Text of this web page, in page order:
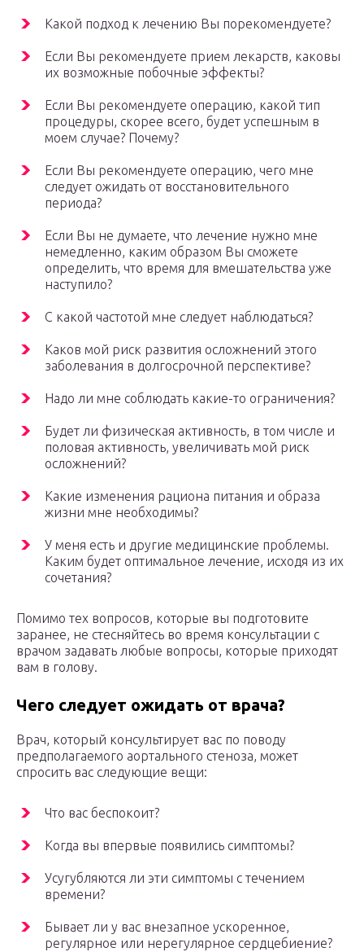
Какой подход к лечению Вы порекомендуете?
Если Вы рекомендуете прием лекарств, каковы
их возможные побочные эффекты?
Если Вы рекомендуете операцию, какой тип
процедуры, скорее всего, будет успешным в
моем случае? Почему?
Если Вы рекомендуете операцию, чего мне
следует ожидать от восстановительного
периода?
Если Вы не думаете, что лечение нужно мне
немедленно, каким образом Вы сможете
определить, что время для вмешательства уже
наступило?
С какой частотой мне следует наблюдаться?
Каков мой риск развития осложнений этого
заболевания в долгосрочной перспективе?
Надо ли мне соблюдать какие-то ограничения?
Будет ли физическая активность, в том числе и
половая активность, увеличивать мой риск
осложнений?
Какие изменения рациона питания и образа
жизни мне необходимы?
У меня есть и другие медицинские проблемы.
Каким будет оптимальное лечение, исходя из их
сочетания?
Помимо тех вопросов, которые вы подготовите
заранее, не стесняйтесь во время консультации с
врачом задавать любые вопросы, которые приходят
вам в голову.
Чего следует ожидать от врача?
Врач, который консультирует вас по поводу
предполагаемого аортального стеноза, может
спросить вас следующие вещи:
Что вас беспокоит?
Когда вы впервые появились симптомы?
Усугубляются ли эти симптомы с течением
времени?
Бывает ли у вас внезапное ускоренное,
регулярное или нерегулярное сердцебиение?